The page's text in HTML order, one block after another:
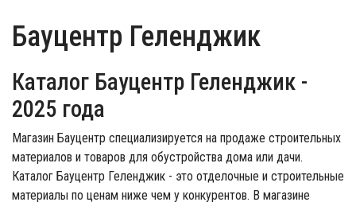
Бауцентр Геленджик
Каталог Бауцентр Геленджик -
2025 года
Магазин Бауцентр специализируется на продаже строительных
материалов и товаров для обустройства дома или дачи.
Каталог Бауцентр Геленджик - это отделочные и строительные
материалы по ценам ниже чем у конкурентов. В магазине